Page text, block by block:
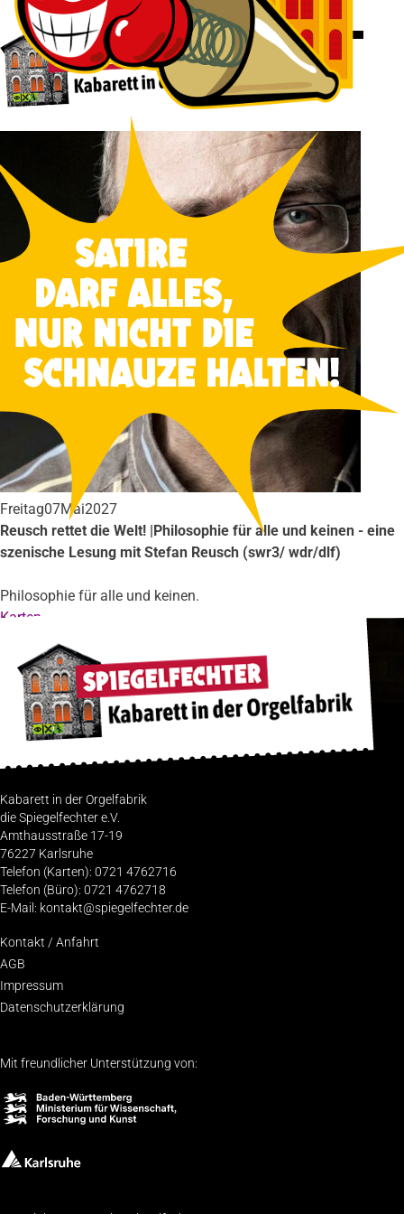
Freitag07Mai2027
Reusch rettet die Welt! |Philosophie für alle und keinen - eine
szenische Lesung mit Stefan Reusch (swr3/ wdr/dlf)
Philosophie für alle und keinen.
Karten
Kabarett in der Orgelfabrik
die Spiegelfechter e.V.
Amthausstraße 17-19
76227 Karlsruhe
Telefon (Karten): 0721 4762716
Telefon (Büro): 0721 4762718
E-Mail: kontakt@spiegelfechter.de
Kon­takt / Anfahrt
AGB
Impres­sum
Daten­schutz­er­klä­rung
Mit freundlicher Unterstützung von: